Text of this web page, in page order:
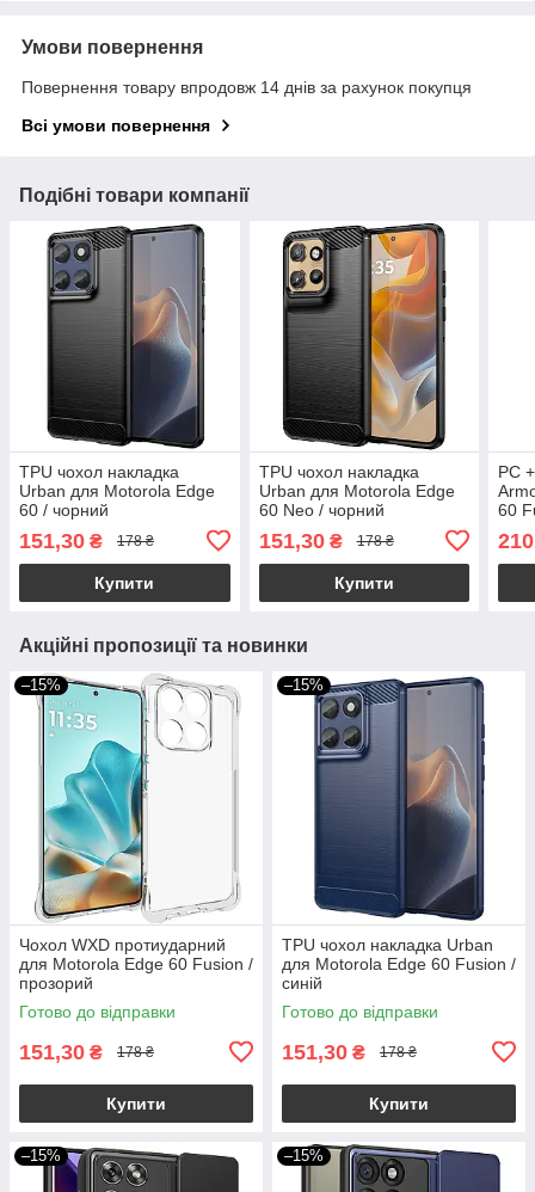
Умови повернення
Повернення товару впродовж 14 днів за рахунок покупця
Всі умови повернення
Подібні товари компанії
TPU чохол накладка
Urban для Motorola Edge
60 / чорний
151,30 ₴ 178 ₴
Купити
TPU чохол накладка
Urban для Motorola Edge
60 Neo / чорний
151,30₴ 178 ₴
Купити
PC
60
Акційні пропозиції та новинки
–15%
Чохол WXD протиударний
для Motorola Edge 60 Fusion /
прозорий
Готово до відправки
151,30 ₴ 178 ₴
Купити
–15%
TPU чохол накладка Urban
для Motorola Edge 60 Fusion /
синій
Готово до відправки
151,30 ₴ 178 ₴
Купити
–15% –15%